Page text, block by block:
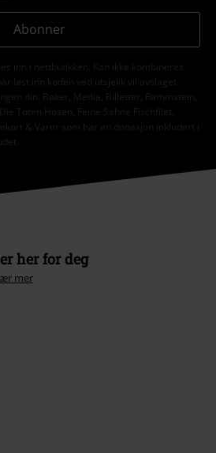
Abonner
inn i nettbutikken. Kan ikke kombineres
løst inn koden ved utsjekk vil avslaget
din. Bøker, Media, Billetter, Rammstein,
Toten Hosen, Feine Sahne Fischfilet,
& Varer som har en donasjon inkludert i
her for deg
mer